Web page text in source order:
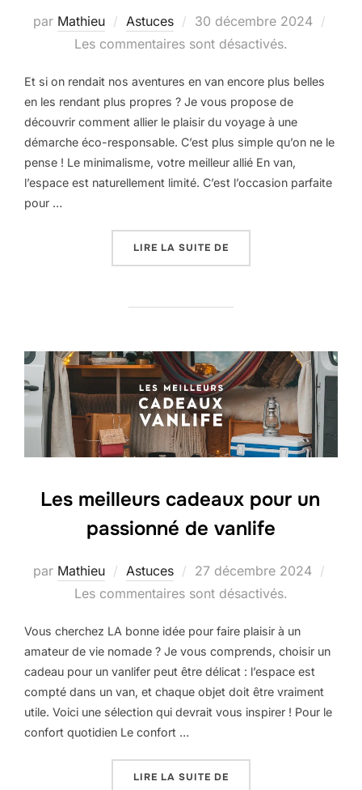
par Mathieu Astuces
30 décembre 2024
Les commentaires sont désactivés.
Et si on rendait nos aventures en van encore plus belles
en les rendant plus propres ? Je vous propose de
découvrir comment allier le plaisir du voyage à une
démarche éco-responsable. C’est plus simple qu’on ne le
pense ! Le minimalisme, votre meilleur allié En van,
l’espace est naturellement limité. C’est l’occasion parfaite
pour …
LIRE LA SUITE DE
Les meilleurs cadeaux pour un
passionné de vanlife
par Mathieu Astuces
27 décembre 2024
Les commentaires sont désactivés.
Vous cherchez LA bonne idée pour faire plaisir à un
amateur de vie nomade ? Je vous comprends, choisir un
cadeau pour un vanlifer peut être délicat : l’espace est
compté dans un van, et chaque objet doit être vraiment
utile. Voici une sélection qui devrait vous inspirer ! Pour le
confort quotidien Le confort …
LIRE LA SUITE DE